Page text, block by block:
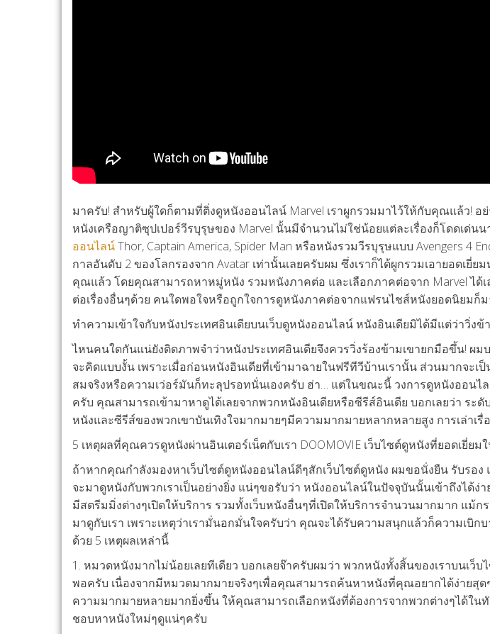
มาครับ! สำหรับผู้ใดก็ตามที่ติ่งดูหนังออนไลน์ Marvel เราผูกรวมมาไว้ให้กับคุณแล้ว!
หนังเครือญาติซุปเปอร์วีรบุรุษของ Marvel นั้นมีจำนวนไม่ใช่น้อยแต่ละเรื่องก็โดดเด่นน
ออนไลน์Thor, Captain America, Spider Man หรือหนังรวมวีรบุรุษแบบ Avengers 4
กาลอันดับ 2 ของโลกรองจาก Avatar เท่านั้นเลยครับผม ซึ่งเราก็ได้ผูกรวมเอายอดเยี่ย
คุณแล้ว โดยคุณสามารถหาหมู่หนัง รวมหนังภาคต่อ และเลือกภาคต่อจาก Marvel ได้
ต่อเรื่องอื่นๆด้วย คนใดพอใจหรือถูกใจการดูหนังภาคต่อจากแฟรนไชส์หนังยอดนิยมก็ม
ทำความเข้าใจกับหนังประเทศอินเดียบนเว็บดูหนังออนไลน์ หนังอินเดียมิได้มีแต่ว่าวิ่งข้
ไหนคนใดกันแน่ยังติดภาพจำว่าหนังประเทศอินเดียจึงควรวิ่งร้องข้ามเขายกมือขึ้น! ผ
จะคิดแบบงั้น เพราะเมื่อก่อนหนังอินเดียที่เข้ามาฉายในฟรีทีวีบ้านเรานั้น ส่วนมากจะเ
สมจริงหรือความเว่อร์มันก็ทะลุปรอทนั่นเองครับ ฮ่า… แต่ในขณะนี้ วงการดูหนังออนไ
ครับ คุณสามารถเข้ามาหาดูได้เลยจากพวกหนังอินเดียหรือซีรีส์อินเดีย บอกเลยว่า ระ
หนังและซีรีส์ของพวกเขาบันเทิงใจมากมายๆมีความมากมายหลากหลายสูง การเล่าเรื่
5 เหตุผลที่คุณควรดูหนังผ่านอินเตอร์เน็ตกับเรา DOOMOVIE เว็บไซต์ดูหนังที่ยอดเยี่ยม
ถ้าหากคุณกำลังมองหาเว็บไซต์ดูหนังออนไลน์ดีๆสักเว็บไซต์ดูหนัง ผมขอนั่งยืน รับรอ
จะมาดูหนังกับพวกเราเป็นอย่างยิ่ง แน่ๆขอรับว่า หนังออนไลน์ในปัจจุบันนั้นเข้าถึงได้ง่
มีสตรีมมิ่งต่างๆเปิดให้บริการ รวมทั้งเว็บหนังอื่นๆที่เปิดให้บริการจำนวนมากมาก แม้
มาดูกับเรา เพราะเหตุว่าเรามั่นอกมั่นใจครับว่า คุณจะได้รับความสนุกแล้วก็ความเบิก
ด้วย 5 เหตุผลเหล่านี้
1. หมวดหนังมากไม่น้อยเลยทีเดียว บอกเลยจ๊าครับผมว่า พวกหนังทั้งสิ้นของเราบนเ
พอครับ เนื่องจากมีหมวดมากมายจริงๆเพื่อคุณสามารถค้นหาหนังที่คุณอยากได้ง่ายสุด
ความมากมายหลายมากยิ่งขึ้น ให้คุณสามารถเลือกหนังที่ต้องการจากพวกต่างๆได้ใน
ชอบหาหนังใหม่ๆดูแน่ๆครับ